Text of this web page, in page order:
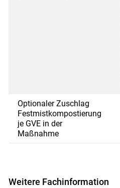
Optionaler Zuschlag
Festmistkompostierung
je GVE in der
Maßnahme
Weitere Fachinformation